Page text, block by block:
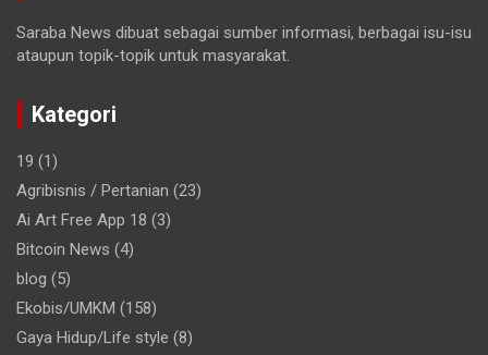
Saraba News dibuat sebagai sumber informasi, berbagai isu-isu
ataupun topik-topik untuk masyarakat.
Kategori
19 (1)
Agribisnis / Pertanian (23)
Ai Art Free App 18 (3)
Bitcoin News (4)
blog (5)
Ekobis/UMKM (158)
Gaya Hidup/Life style (8)